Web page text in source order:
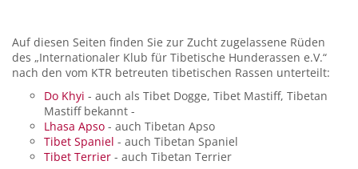
Auf diesen Seiten finden Sie zur Zucht zugelassene Rüden
des „Internationaler Klub für Tibetische Hunderassen e.V.“
nach den vom KTR betreuten tibetischen Rassen unterteilt:
Do Khyi - auch als Tibet Dogge, Tibet Mastiff, Tibetan
Mastiff bekannt -
Lhasa Apso - auch Tibetan Apso
Tibet Spaniel - auch Tibetan Spaniel
Tibet Terrier - auch Tibetan Terrier